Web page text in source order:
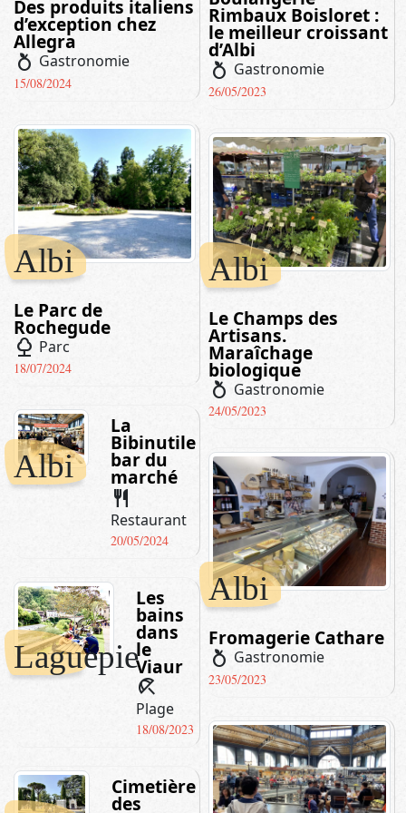
Des produits italiens
d’exception chez
Allegra
nutrition Gastronomie
15/08/2024
Albi
Le Parc de
Rochegude
nature Parc
18/07/2024
Albi
La
Bibinutile
bar du
marché
restaurant
Restaurant
20/05/2024
Laguépie
Les
bains
dans
le
Viaur
beach_access
Plage
18/08/2023
Cimetière
des
Rimbaux Boisloret :
le meilleur croissant
d’Albi
nutrition Gastronomie
26/05/2023
Albi
Le Champs des
Artisans.
Maraîchage
biologique
nutrition Gastronomie
24/05/2023
Albi
Fromagerie Cathare
nutrition Gastronomie
23/05/2023